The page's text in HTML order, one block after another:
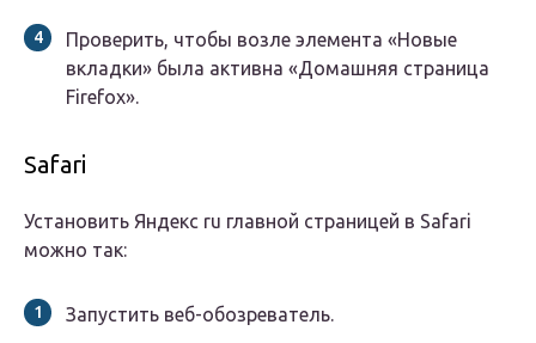
Проверить, чтобы возле элемента «Новые
вкладки» была активна «Домашняя страница
Firefox».
Safari
Установить Яндекс ru главной страницей в Safari
можно так:
Запустить веб-обозреватель.